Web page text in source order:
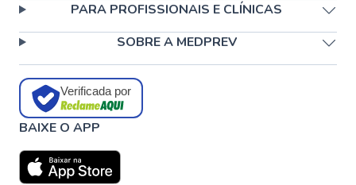
PARA PROFISSIONAIS E CLÍNICAS
SOBRE A MEDPREV
Verificada por
BAIXE O APP